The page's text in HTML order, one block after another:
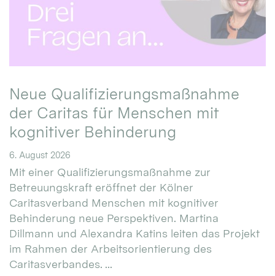
Neue Qualifizierungsmaßnahme
der Caritas für Menschen mit
kognitiver Behinderung
6. August 2026
Mit einer Qualifizierungsmaßnahme zur
Betreuungskraft eröffnet der Kölner
Caritasverband Menschen mit kognitiver
Behinderung neue Perspektiven. Martina
Dillmann und Alexandra Katins leiten das Projekt
im Rahmen der Arbeitsorientierung des
Caritasverbandes. ...